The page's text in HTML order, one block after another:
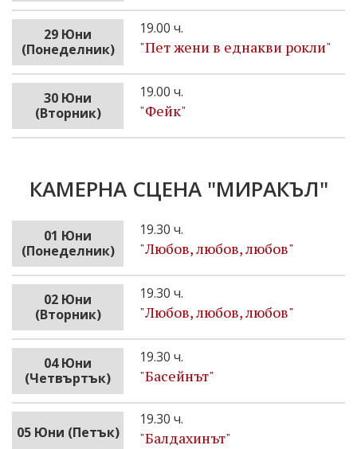
29 Юни
(Понеделник)
19.00 ч.
"Пет жени в еднакви рокли"
30 Юни
(Вторник)
19.00 ч.
"Фейк"
КАМЕРНА СЦЕНА "МИРАКЪЛ"
01 Юни
(Понеделник)
19.30 ч.
"Любов, любов, любов"
02 Юни
(Вторник)
19.30 ч.
"Любов, любов, любов"
04 Юни
(Четвъртък)
19.30 ч.
"Басейнът"
05 Юни (Петък)
19.30 ч.
"Бaлдахинът"